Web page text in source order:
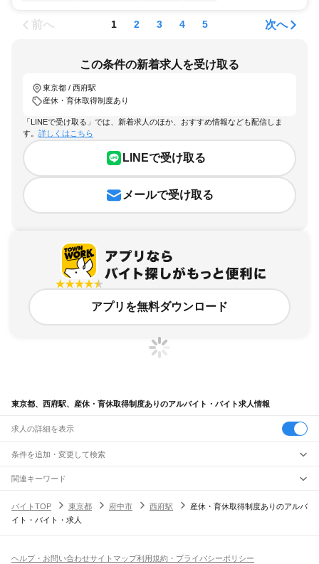
前へ 1 2 3 4 5 次へ
この条件の新着求人を受け取る
東京都 / 西府駅
産休・育休取得制度あり
「LINEで受け取る」では、新着求人のほか、おすすめ情報なども配信しま
す。 詳しくはこちら
LINEで受け取る
メールで受け取る
アプリを無料ダウンロード
東京都、西府駅、産休・育休取得制度ありのアルバイト・バイト求人情報
求人の詳細を表示
条件を追加・変更して検索
市区町村を追加・変更
東京都すべて
東京23区 すべて
江戸川区
駅を追加・変更
JR山手線
職種を追加・変更
飲食・フードサービスすべて
関連キーワード
バイトTOP
東京都 府中市 西府駅
産休・育休取得制度ありのアルバ
イト・バイト・求人
ヘルプ・お問い合わせサイトマップ利用規約・プライバシーポリシー